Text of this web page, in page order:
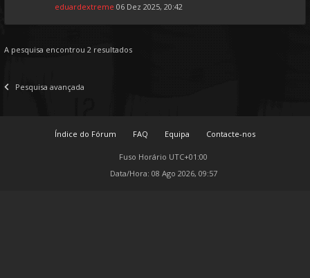
eduardextreme 06 Dez 2025, 20:42
A pesquisa encontrou 2 resultados
Pesquisa avançada
Índice do Fórum FAQ Equipa Contacte-nos
Fuso Horário UTC+01:00
Data/Hora: 08 Ago 2026, 09:57